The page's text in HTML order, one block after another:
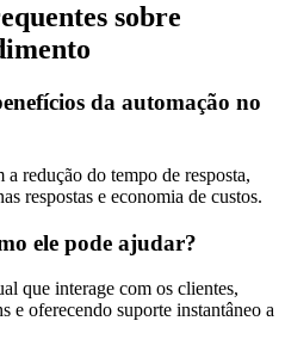
sobre
da automação no
redução do tempo de resposta,
respostas e economia de custos.
ele pode ajudar?
que interage com os clientes,
e oferecendo suporte instantâneo a